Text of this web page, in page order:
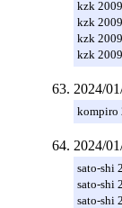
kzk
kzk
kzk
kzk
2024/
kompiro
2024/
sato-shi
sato-shi
sato-shi